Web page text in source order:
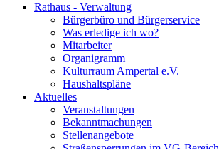
Rathaus - Verwaltung
Bürgerbüro und Bürgerservice
Was erledige ich wo?
Mitarbeiter
Organigramm
Kulturraum Ampertal e.V.
Haushaltspläne
Aktuelles
Veranstaltungen
Bekanntmachungen
Stellenangebote